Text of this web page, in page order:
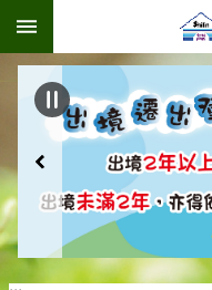
跳到主要內容區塊